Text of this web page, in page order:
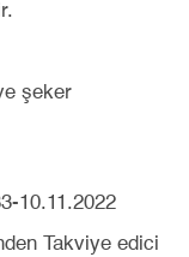
şeker
10.11.2022
Takviye edici